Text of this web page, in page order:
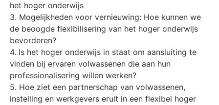
het hoger onderwijs
3. Mogelijkheden voor vernieuwing: Hoe kunnen we
de beoogde flexibilisering van het hoger onderwijs
bevorderen?
4. Is het hoger onderwijs in staat om aansluiting te
vinden bij ervaren volwassenen die aan hun
professionalisering willen werken?
5. Hoe ziet een partnerschap van volwassenen,
instelling en werkgevers eruit in een flexibel hoger